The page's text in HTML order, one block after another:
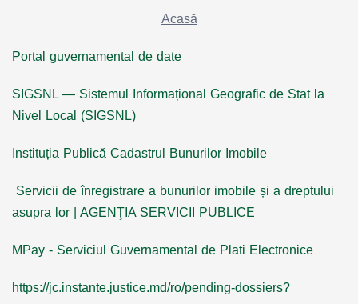
Acasă
Portal guvernamental de date
SIGSNL — Sistemul Informațional Geografic de Stat la
Nivel Local (SIGSNL)
Instituția Publică Cadastrul Bunurilor Imobile
Servicii de înregistrare a bunurilor imobile și a dreptului
asupra lor | AGENŢIA SERVICII PUBLICE
MPay - Serviciul Guvernamental de Plati Electronice
https://jc.instante.justice.md/ro/pending-dossiers?